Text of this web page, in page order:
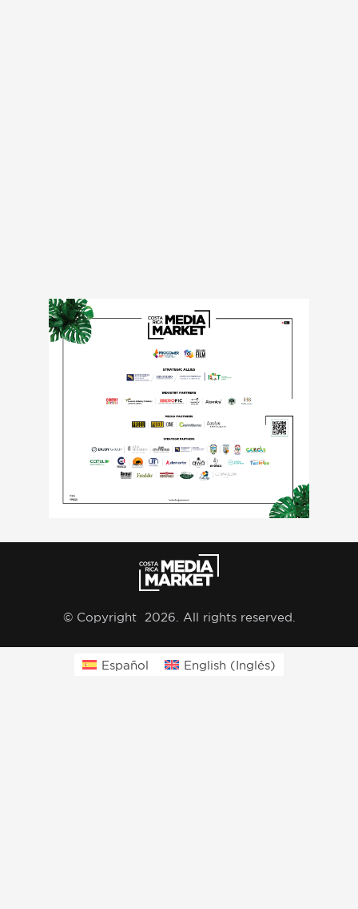
© Copyright 2026. All rights reserved.
Español English (Inglés)